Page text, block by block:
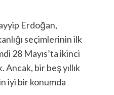
Erdoğan,
seçimlerinin ilk
28 Mayıs’ta ikinci
Ancak, bir beş yıllık
iyi bir konumda